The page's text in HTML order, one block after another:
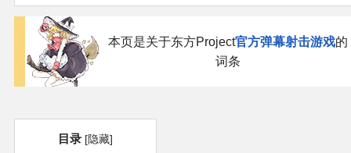
本页是关于东方Project官方弹幕射击游戏的
词条
目录
官方作品
官方游戏
官方音乐
官方书籍